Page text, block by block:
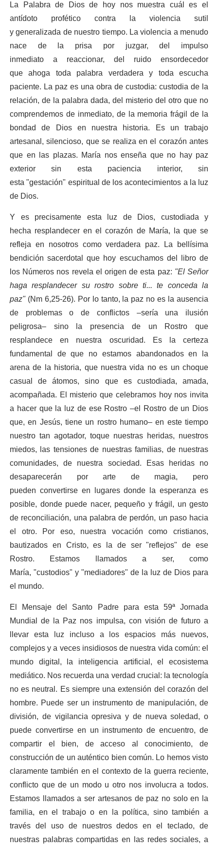
La Palabra de Dios de hoy nos muestra cuál es el
antídoto profético contra la violencia sutil
y generalizada de nuestro tiempo. La violencia a menudo
nace de la prisa por juzgar, del impulso
inmediato a reaccionar, del ruido ensordecedor
que ahoga toda palabra verdadera y toda escucha
paciente. La paz es una obra de custodia: custodia de la
relación, de la palabra dada, del misterio del otro que no
comprendemos de inmediato, de la memoria frágil de la
bondad de Dios en nuestra historia. Es un trabajo
artesanal, silencioso, que se realiza en el corazón antes
que en las plazas. María nos enseña que no hay paz
exterior sin esta paciencia interior, sin
esta "gestación" espiritual de los acontecimientos a la luz
de Dios.
Y es precisamente esta luz de Dios, custodiada y
hecha resplandecer en el corazón de María, la que se
refleja en nosotros como verdadera paz. La bellísima
bendición sacerdotal que hoy escuchamos del libro de
los Números nos revela el origen de esta paz: "El Señor
haga resplandecer su rostro sobre ti... te conceda la
paz"(Nm 6,25-26). Por lo tanto, la paz no es la ausencia
de problemas o de conflictos –sería una ilusión
peligrosa– sino la presencia de un Rostro que
resplandece en nuestra oscuridad. Es la certeza
fundamental de que no estamos abandonados en la
arena de la historia, que nuestra vida no es un choque
casual de átomos, sino que es custodiada, amada,
acompañada. El misterio que celebramos hoy nos invita
a hacer que la luz de ese Rostro –el Rostro de un Dios
que, en Jesús, tiene un rostro humano– en este tiempo
nuestro tan agotador, toque nuestras heridas, nuestros
miedos, las tensiones de nuestras familias, de nuestras
comunidades, de nuestra sociedad. Esas heridas no
desaparecerán por arte de magia, pero
pueden convertirse en lugares donde la esperanza es
posible, donde puede nacer, pequeño y frágil, un gesto
de reconciliación, una palabra de perdón, un paso hacia
el otro. Por eso, nuestra vocación como cristianos,
bautizados en Cristo, es la de ser "reflejos" de ese
Rostro. Estamos llamados a ser, como
María, "custodios" y "mediadores" de la luz de Dios para
el mundo.
El Mensaje del Santo Padre para esta 59ª Jornada
Mundial de la Paz nos impulsa, con visión de futuro a
llevar esta luz incluso a los espacios más nuevos,
complejos y a veces insidiosos de nuestra vida común: el
mundo digital, la inteligencia artificial, el ecosistema
mediático. Nos recuerda una verdad crucial: la tecnología
no es neutral. Es siempre una extensión del corazón del
hombre. Puede ser un instrumento de manipulación, de
división, de vigilancia opresiva y de nueva soledad, o
puede convertirse en un instrumento de encuentro, de
compartir el bien, de acceso al conocimiento, de
construcción de un auténtico bien común. Lo hemos visto
claramente también en el contexto de la guerra reciente,
conflicto que de un modo u otro nos involucra a todos.
Estamos llamados a ser artesanos de paz no solo en la
familia, en el trabajo o en la política, sino también a
través del uso de nuestros dedos en el teclado, de
nuestras palabras compartidas en las redes sociales, a